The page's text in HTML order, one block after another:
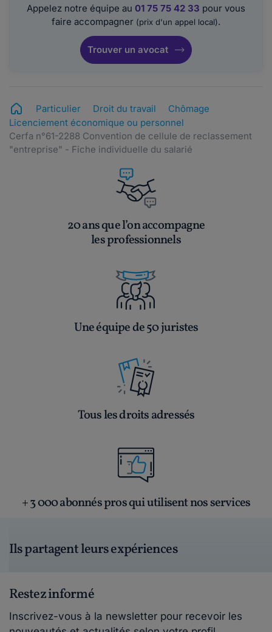
Appelez notre équipe au 01 75 75 42 33 pour vous
faire accompagner (prix d'un appel local).
Trouver un avocat
Particulier Droit du travail
Chômage
Licenciement économique ou personnel
Cerfa n°61-2288 Convention de cellule de reclassement
"entreprise" - Fiche individuelle du salarié
20 ans que l’on accompagne
les professionnels
Une équipe de 50 juristes
Tous les droits adressés
+ 3 000 abonnés pros qui utilisent nos services
Ils partagent leurs expériences
Restez informé
Inscrivez-vous à la newsletter pour recevoir les